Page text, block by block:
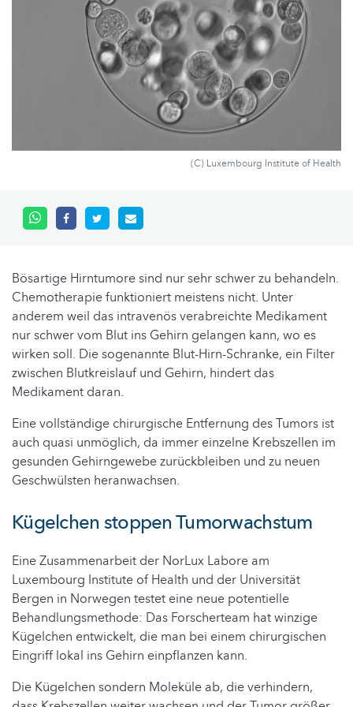
(C) Luxembourg Institute of Health
Bösartige Hirntumore sind nur sehr schwer zu behandeln.
Chemotherapie funktioniert meistens nicht. Unter
anderem weil das intravenös verabreichte Medikament
nur schwer vom Blut ins Gehirn gelangen kann, wo es
wirken soll. Die sogenannte Blut-Hirn-Schranke, ein Filter
zwischen Blutkreislauf und Gehirn, hindert das
Medikament daran.
Eine vollständige chirurgische Entfernung des Tumors ist
auch quasi unmöglich, da immer einzelne Krebszellen im
gesunden Gehirngewebe zurückbleiben und zu neuen
Geschwülsten heranwachsen.
Kügelchen stoppen Tumorwachstum
Eine Zusammenarbeit der NorLux Labore am
Luxembourg Institute of Health und der Universität
Bergen in Norwegen testet eine neue potentielle
Behandlungsmethode: Das Forscherteam hat winzige
Kügelchen entwickelt, die man bei einem chirurgischen
Eingriff lokal ins Gehirn einpflanzen kann.
Die Kügelchen sondern Moleküle ab, die verhindern,